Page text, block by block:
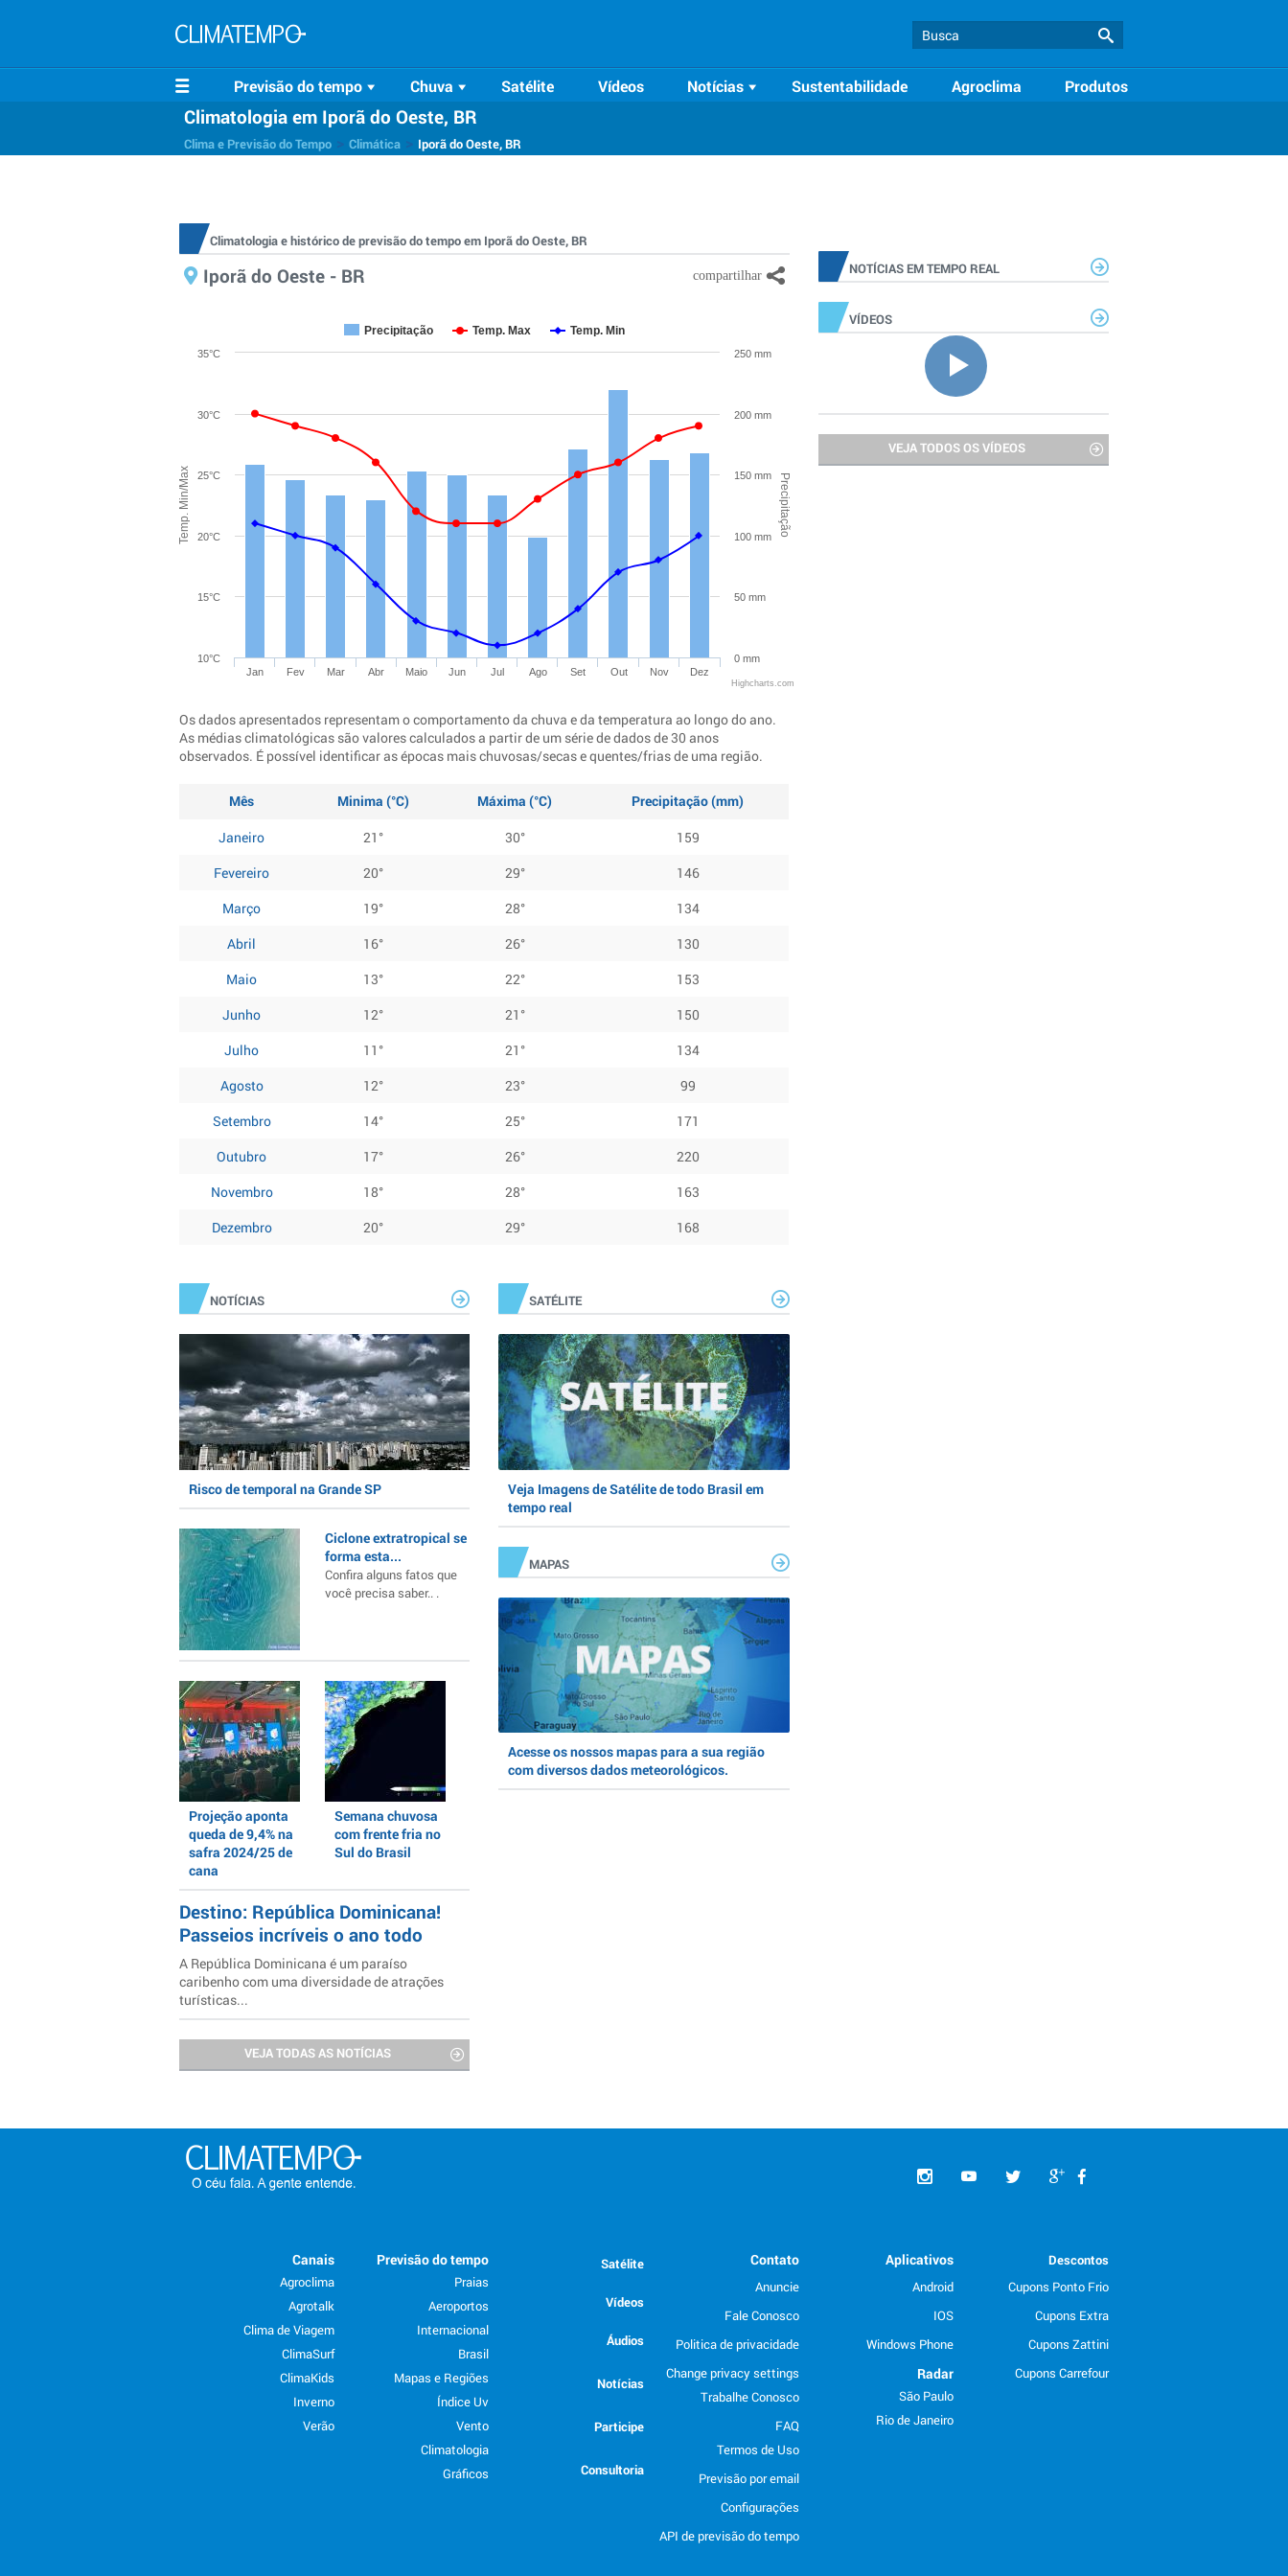
Previsão do tempo Chuva Satélite Vídeos Notícias Sustentabilidade Agroclima Produtos
Climatologia em Iporã do Oeste, BR
Clima e Previsão do Tempo Climática Iporã do Oeste, BR
Climatologia e histórico de previsão do tempo em Iporã do Oeste, BR
Iporã do Oeste - BR
Temp. Min/Max Precipitação
Precipitação Temp. Max Temp. Min
Jan Fev Mar Abr Maio Jun Jul Ago Set Out Nov Dez
10°C
15°C
20°C
25°C
30°C
35°C
0 mm
50 mm
100 mm
150 mm
200 mm
250 mm
Highcharts.com
Os dados apresentados representam o comportamento da chuva e da temperatura ao longo do ano.
As médias climatológicas são valores calculados a partir de um série de dados de 30 anos
observados. É possível identificar as épocas mais chuvosas/secas e quentes/frias de uma região.
Mês Minima (°C) Máxima (°C)
Precipitação (mm)
Janeiro
21° 30°
159
Fevereiro
20° 29°
146
Março
19° 28°
134
Abril
16° 26°
130
Maio
13° 22°
153
Junho
12° 21°
150
Julho
11° 21°
134
Agosto
12° 23°
99
Setembro
14° 25°
171
Outubro
17° 26°
220
Novembro
18° 28°
163
Dezembro
20° 29° 168
NOTÍCIAS EM TEMPO REAL
VÍDEOS
VEJA TODOS OS VÍDEOS
NOTÍCIAS
Risco de temporal na Grande SP
Ciclone extratropical se
forma esta...
Confira alguns fatos que
você precisa saber.. .
Projeção aponta
queda de 9,4% na
safra 2024/25 de
cana
Semana chuvosa
com frente fria no
Sul do Brasil
Destino: República Dominicana!
Passeios incríveis o ano todo
A República Dominicana é um paraíso
caribenho com uma diversidade de atrações
turísticas...
VEJA TODAS AS NOTÍCIAS
SATÉLITE
Veja Imagens de Satélite de todo Brasil em
tempo real
MAPAS
Acesse os nossos mapas para a sua região
com diversos dados meteorológicos.
Descontos
Cupons Ponto Frio
Cupons Extra
Cupons Zattini
Cupons Carrefour
Aplicativos
Android
IOS
Windows Phone
Radar
São Paulo
Rio de Janeiro
Contato
Anuncie
Fale Conosco
Politica de privacidade
Change privacy settings
Trabalhe Conosco
FAQ
Termos de Uso
Previsão por email
Configurações
API de previsão do tempo
Satélite
Vídeos
Áudios
Notícias
Participe
Consultoria
Previsão do tempo
Praias
Aeroportos
Internacional
Brasil
Mapas e Regiões
Índice Uv
Vento
Climatologia
Gráficos
Canais
Agroclima
Agrotalk
Clima de Viagem
ClimaSurf
ClimaKids
Inverno
Verão